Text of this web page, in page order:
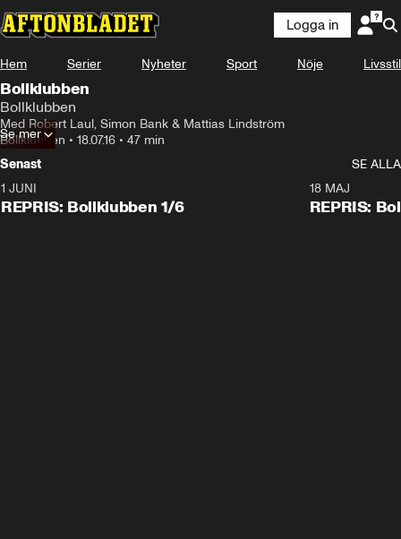
Logga in
Hem Serier Nyheter Sport Nöje Livsstil
Bollklubben
Bollklubben
Med Robert Laul, Simon Bank & Mattias Lindström
Bollklubben • 18.07.16 • 47 min
Se mer
Senast
SE ALLA
1 JUNI
REPRIS: Bollklubben 1/6
18 MAJ
REPRIS: